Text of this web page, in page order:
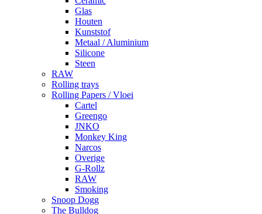
Glas
Houten
Kunststof
Metaal / Aluminium
Silicone
Steen
RAW
Rolling trays
Rolling Papers / Vloei
Cartel
Greengo
JNKO
Monkey King
Narcos
Overige
G-Rollz
RAW
Smoking
Snoop Dogg
The Bulldog